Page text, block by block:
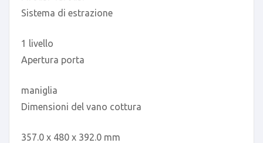
Sistema di estrazione
1 livello
Apertura porta
maniglia
Dimensioni del vano cottura
357.0 x 480 x 392.0 mm